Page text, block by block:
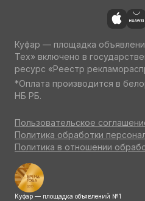
Куфар — площадка
Тех» включено в
ресурс «Реестр
*Оплата производится в
НБ РБ.
Пользовательское
Политика обработки
Политика в отношении
Куфар — площадка объявлений №1